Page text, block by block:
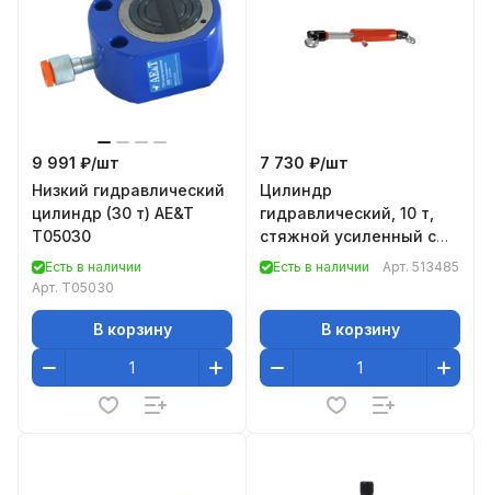
9 991 ₽/шт
Низкий гидравлический
цилиндр (30 т) AE&T
T05030
Есть в наличии
Арт. T05030
В корзину
7 730 ₽/шт
Цилиндр
гидравлический, 10 т,
стяжной усиленный с
крюками// Matrix
Есть в наличии Арт. 513485
В корзину